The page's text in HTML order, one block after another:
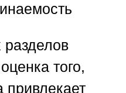
того,
привлекает